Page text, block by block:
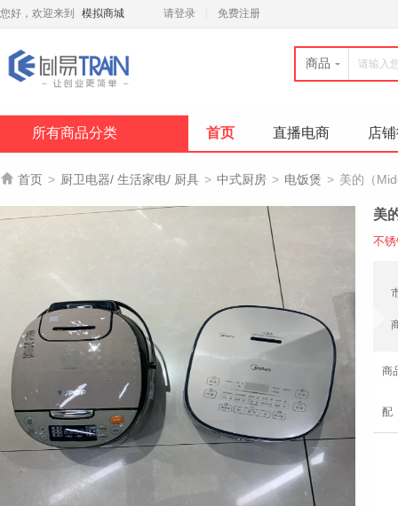
您好，欢迎来到 模拟商城 请登录 免费注册
商品
所有商品分类 首页 直播电商 店
 首页 > 厨卫电器/ 生活家电/ 厨具 > 中式厨房 > 电饭煲 > 美的（
美
不
商